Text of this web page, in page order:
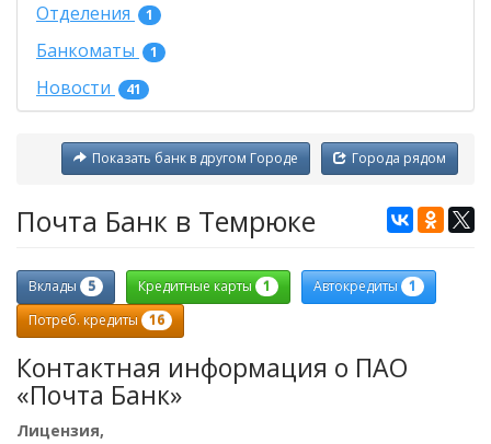
Отделения
1
Банкоматы 1
Новости 41
Города рядом
Показать банк в другом Городе
Почта Банк в Темрюке
Вклады 5 Кредитные карты 1 Автокредиты 1
Потреб. кредиты 16
Контактная информация о ПАО
«Почта Банк»
Лицензия,